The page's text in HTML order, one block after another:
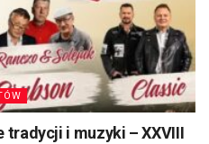
tradycji i muzyki – XXVIII